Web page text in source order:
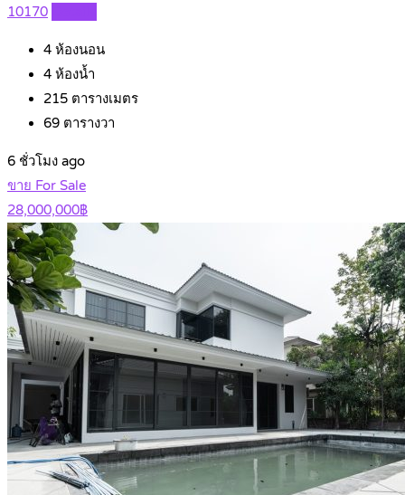
10170
4 ห้องนอน
4 ห้องน้ำ
215 ตารางเมตร
69 ตารางวา
6 ชั่วโมง ago
ขาย For Sale
28,000,000฿